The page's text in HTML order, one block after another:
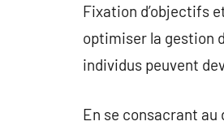
Fixation d’objectifs
optimiser la gestion
individus peuvent
En se consacrant